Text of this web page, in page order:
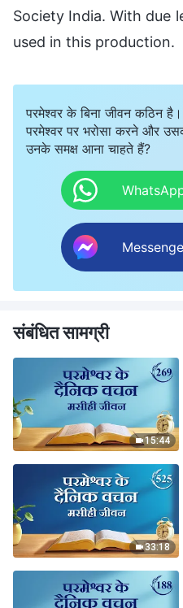
Society India. With due
used in this production.
परमेश्वर के बिना जीवन कठिन
परमेश्वर पर भरोसा करने और
उनके समक्ष आना चाहते हैं?
संबंधित सामग्री
15:44
33:18